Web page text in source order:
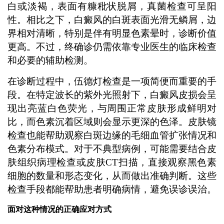
白或淡褐，表面有糠秕状脱屑，真菌检查可呈阳
性。相比之下，白癜风的白斑表面光滑无鳞屑，边
界相对清晰，特别是伴有明显色素晕时，诊断价值
更高。不过，终确诊仍需依靠专业医生的临床检查
和必要的辅助检测。
在诊断过程中，伍德灯检查是一项简便而重要的手
段。在特定波长的紫外光照射下，白癜风皮损会呈
现出亮蓝白色荧光，与周围正常皮肤形成鲜明对
比，而色素沉着区域则会显示更深的色泽。皮肤镜
检查也能帮助观察白斑边缘的毛细血管扩张情况和
色素分布模式。对于不典型病例，可能需要结合皮
肤组织病理检查或皮肤CT扫描，直接观察黑色素
细胞的数量和形态变化，从而做出准确判断。这些
检查手段都能帮助患者明确病情，避免误诊误治。
面对这种情况的正确应对方式